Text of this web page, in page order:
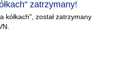
zatrzymany!
kółkach", został zatrzymany